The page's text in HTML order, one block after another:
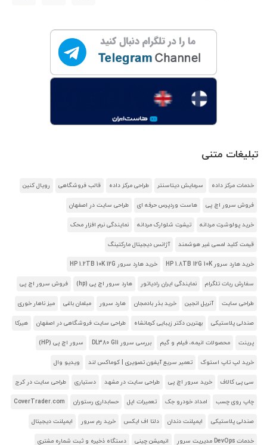
تبلیغات متنی
خدمات مرکز داده سرمایش دیتاسنتر طراحی مرکز داده قالب فروشگاهی رویال کنین
فروش سرور اچ پی هاست وردپرس حرفه ای طراحی سایت در اصفهان
خرید پولوشرت مردانه تیشرت شلوارک مردانه نمایندگی نرم افزار محک
قیمت کلید لمسی غیر هوشمند آژانس دیجیتال مارکتینگ
خرید هارد سرور HP 1.8TB 12G 10K خرید هارد سرور HP 1.2TB 10K 12G
سفارش ربات تلگرام نمایندگی ایران رادیاتور هارد سرور اچ پی (hp) فروش سرور اچ پی
طراحی سایت آنریل انجین خرید بذر بادمجان هارد سرور مبلمان باغی میز ناهار خوری
صندلی پلاستیکی بهترین دکتر زیبایی کرمانشاه طراحی سایت فروشگاهی در اصفهان هیرکا
پرینت محصولات انیمه، فیلم و گیم بررسی سرور DL380 G11 سرور اچ پی (HP)
خرید لپ تاپ استوک تعمیر سریع آیفون تصویری | کوماکس لند ویدیو وال
سی پی کالاف خرید سرور اچ پی طراحی سایت در مشهد دستیاری طراحی سایت در کرج
چاپ روی چسب امداد خودرو جک تعمیرات اپل حسابداری رستوران CoverTrader.com
صندلی پلاستیکی ایمپلنت دندان دلتا اف ایکس خرید رم سرور ایمپلنت دیجیتال
خدمات DevOps مدیریت سرور انیمیشن چینی دستگاه ذخیره و ثبت شماره مشتری